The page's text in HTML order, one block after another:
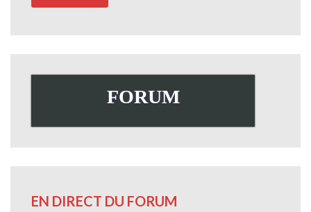
FORUM
EN DIRECT DU FORUM